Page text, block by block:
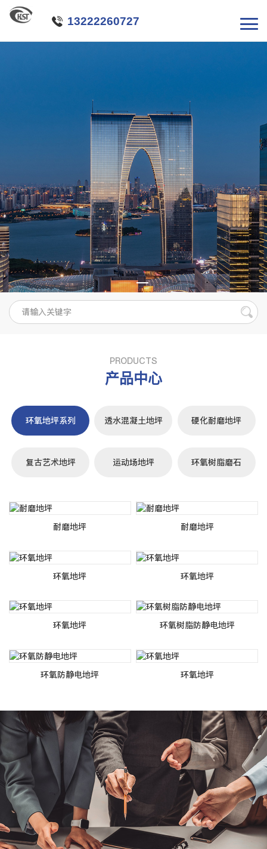
 13222260727
PRODUCTS
产品中心
环氧地坪系列 透水混凝土地坪 硬化耐磨地坪
复古艺术地坪 运动场地坪 环氧树脂磨石
耐磨地坪 耐磨地坪
环氧地坪 环氧地坪
环氧地坪 环氧树脂防静电地坪
环氧防静电地坪 环氧地坪